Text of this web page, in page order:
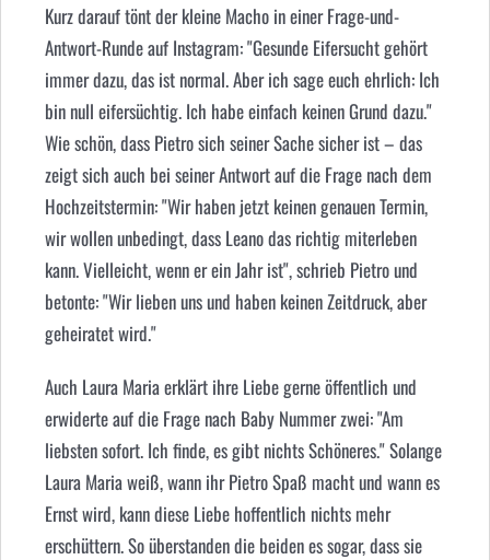
Kurz darauf tönt der kleine Macho in einer Frage-und-
Antwort-Runde auf Instagram: "Gesunde Eifersucht gehört
immer dazu, das ist normal. Aber ich sage euch ehrlich: Ich
bin null eifersüchtig. Ich habe einfach keinen Grund dazu."
Wie schön, dass Pietro sich seiner Sache sicher ist – das
zeigt sich auch bei seiner Antwort auf die Frage nach dem
Hochzeitstermin: "Wir haben jetzt keinen genauen Termin,
wir wollen unbedingt, dass Leano das richtig miterleben
kann. Vielleicht, wenn er ein Jahr ist", schrieb Pietro und
betonte: "Wir lieben uns und haben keinen Zeitdruck, aber
geheiratet wird."
Auch Laura Maria erklärt ihre Liebe gerne öffentlich und
erwiderte auf die Frage nach Baby Nummer zwei: "Am
liebsten sofort. Ich finde, es gibt nichts Schöneres." Solange
Laura Maria weiß, wann ihr Pietro Spaß macht und wann es
Ernst wird, kann diese Liebe hoffentlich nichts mehr
erschüttern. So überstanden die beiden es sogar, dass sie